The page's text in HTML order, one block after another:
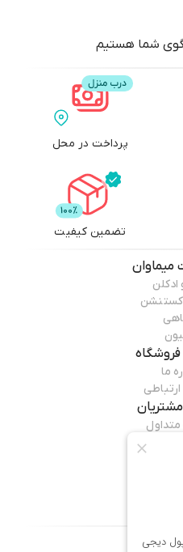
شما هستیم
پرداخت در محل
تضمین کیفیت
میماوان
فروشگاه
ما
متداول
مرجوعی
باشید